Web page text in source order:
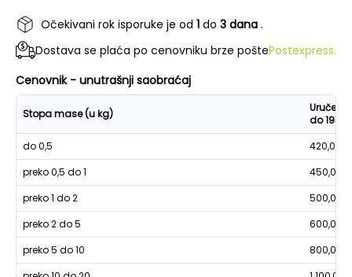
Očekivani rok isporuke je od 1 do 3 dana .
Dostava se plaća po cenovniku brze poštePostexpress.
Cenovnik - unutrašnji saobraćaj
Stopa mase (u kg)
Uručenje
do 19h
do 0,5
420,00
preko 0,5 do 1
450,00
preko 1 do 2
500,00
preko 2 do 5
600,00
preko 5 do 10
800,00